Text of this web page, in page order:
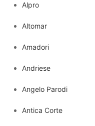
Alpro
Altomar
Amadori
Andriese
Angelo Parodi
Antica Corte